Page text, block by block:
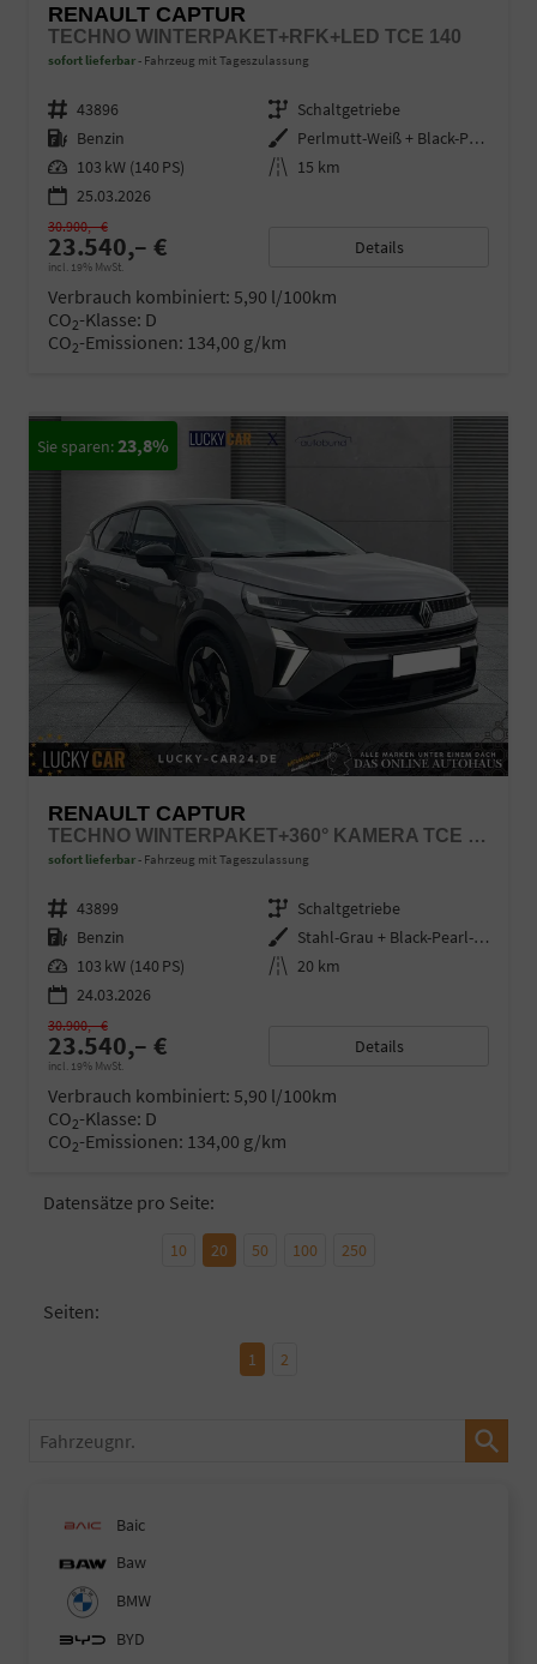
RENAULT CAPTUR
TECHNO WINTERPAKET+RFK+LED TCE 140
sofort lieferbar Fahrzeug mit Tageszulassung
Fahrzeugnr. 43896 Getriebe Schaltgetriebe
Kraftstoff Benzin Außenfarbe
Perlmutt-Weiß + Black-Pearl-Sch
Leistung 103 kW (140 PS) Kilometerstand 15 km
25.03.2026
23.540,– €
incl. 19% MwSt.
30.900,– €
Details
Verbrauch kombiniert: 5,90 l/100km
CO2-Klasse: D
CO2-Emissionen: 134,00 g/km
23,8%
RENAULT CAPTUR
TECHNO WINTERPAKET+360° KAMERA TCE 140
sofort lieferbar Fahrzeug mit Tageszulassung
Fahrzeugnr. 43899 Getriebe Schaltgetriebe
Kraftstoff Benzin Außenfarbe
Stahl-Grau + Black-Pearl-Schwarz
Leistung 103 kW (140 PS) Kilometerstand 20 km
24.03.2026
23.540,– €
incl. 19% MwSt.
30.900,– €
Details
Verbrauch kombiniert: 5,90 l/100km
CO2-Klasse: D
CO2-Emissionen: 134,00 g/km
Datensätze pro Seite:
10 20 50 100 250
Seiten:
1 2
Fahrzeugnr.
Baic
Baw
BMW
BYD